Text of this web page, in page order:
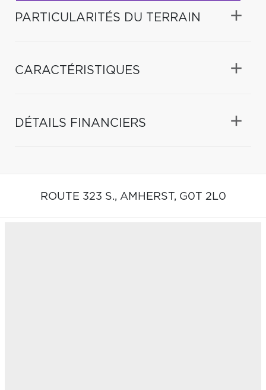
PARTICULARITÉS DU TERRAIN
CARACTÉRISTIQUES
DÉTAILS FINANCIERS
ROUTE 323 S., AMHERST, G0T 2L0